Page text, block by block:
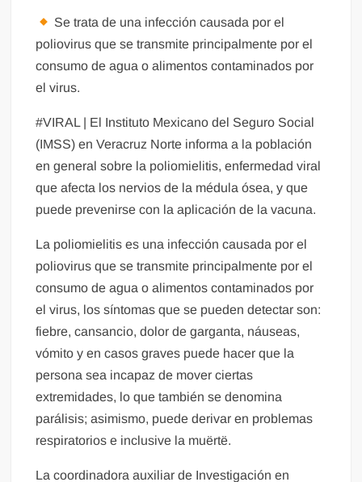
Se trata de una infección causada por el
poliovirus que se transmite principalmente por el
consumo de agua o alimentos contaminados por
el virus.
#VIRAL | El Instituto Mexicano del Seguro Social
(IMSS) en Veracruz Norte informa a la población
en general sobre la poliomielitis, enfermedad viral
que afecta los nervios de la médula ósea, y que
puede prevenirse con la aplicación de la vacuna.
La poliomielitis es una infección causada por el
poliovirus que se transmite principalmente por el
consumo de agua o alimentos contaminados por
el virus, los síntomas que se pueden detectar son:
fiebre, cansancio, dolor de garganta, náuseas,
vómito y en casos graves puede hacer que la
persona sea incapaz de mover ciertas
extremidades, lo que también se denomina
parálisis; asimismo, puede derivar en problemas
respiratorios e inclusive la muërtë.
La coordinadora auxiliar de Investigación en